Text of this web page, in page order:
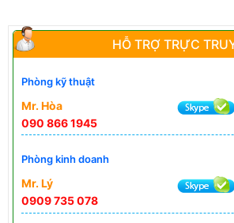
HỖ TRỢ TRỰC
Phòng kỹ thuật
Mr. Hòa
090 866 1945
Phòng kinh doanh
Mr. Lý
0909 735 078